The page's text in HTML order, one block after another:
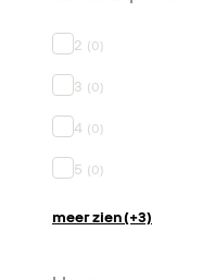
2 (0)
3 (0)
4 (0)
5 (0)
meer zien (+3)